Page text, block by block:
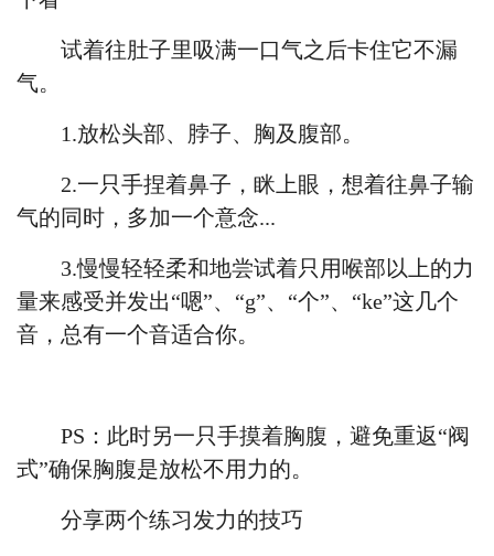
试着往肚子里吸满一口气之后卡住它不漏
气。
1.放松头部、脖子、胸及腹部。
2.一只手捏着鼻子，眯上眼，想着往鼻子输
气的同时，多加一个意念...
3.慢慢轻轻柔和地尝试着只用喉部以上的力
量来感受并发出“嗯”、“g”、“个”、“ke”这几个
音，总有一个音适合你。
PS：此时另一只手摸着胸腹，避免重返“阀
式”确保胸腹是放松不用力的。
分享两个练习发力的技巧